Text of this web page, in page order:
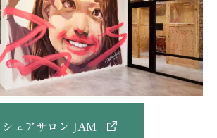
シェアサロン JAM